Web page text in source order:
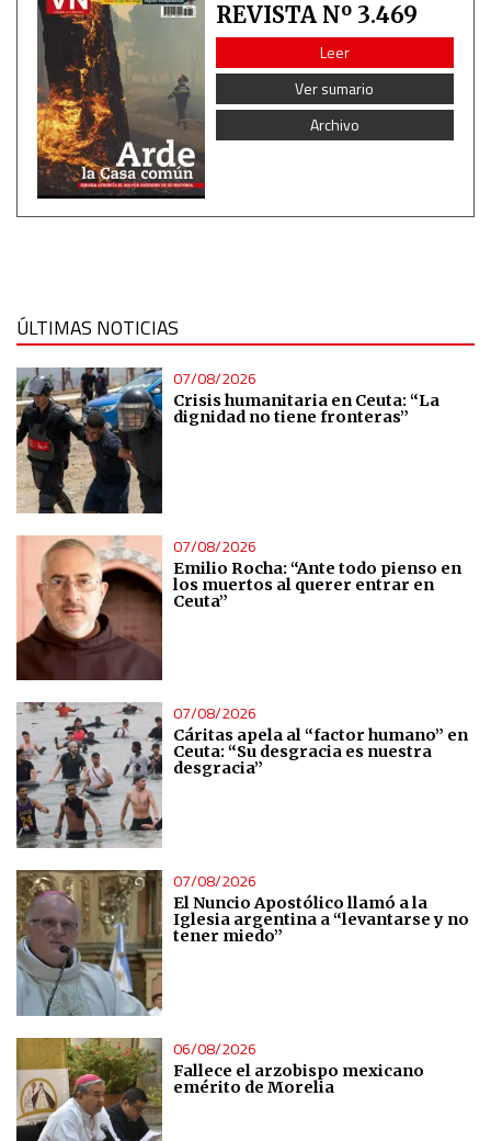
REVISTA Nº 3.469
Leer
Ver sumario
Archivo
ÚLTIMAS NOTICIAS
07/08/2026
Crisis humanitaria en Ceuta: “La
dignidad no tiene fronteras”
07/08/2026
Emilio Rocha: “Ante todo pienso en
los muertos al querer entrar en
Ceuta”
07/08/2026
Cáritas apela al “factor humano” en
Ceuta: “Su desgracia es nuestra
desgracia”
07/08/2026
El Nuncio Apostólico llamó a la
Iglesia argentina a “levantarse y no
tener miedo”
06/08/2026
Fallece el arzobispo mexicano
emérito de Morelia